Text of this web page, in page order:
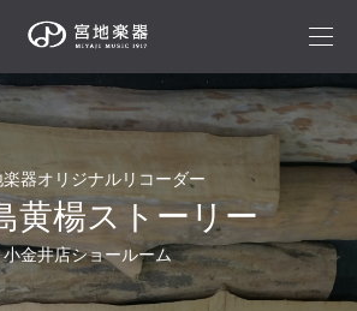
器オリジナルリコーダー
黄楊ストーリー
小金井店ショールーム